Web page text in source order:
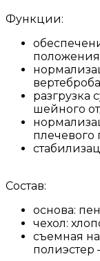
Функции:
разгрузка
шейного
плечевого
Cостав:
основа:
чехол:
съемная
полиэстер